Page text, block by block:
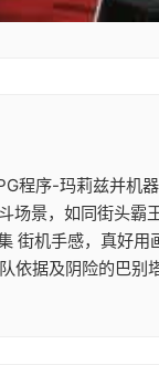
程序-玛莉兹并机
景，如同街头霸
街机手感，真好
依据及阴险的巴